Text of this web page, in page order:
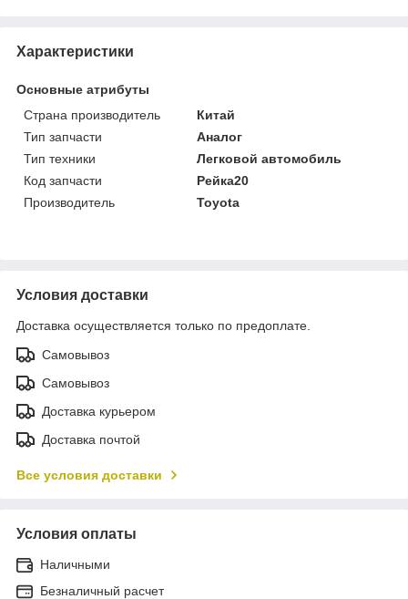
Характеристики
Основные атрибуты
Страна производитель
Китай
Тип запчасти
Аналог
Тип техники
Легковой автомобиль
Код запчасти
Рейка20
Производитель
Toyota
Условия доставки
Доставка осуществляется только по предоплате.
Самовывоз
Самовывоз
Доставка курьером
Доставка почтой
Все условия доставки
Условия оплаты
Наличными
Безналичный расчет